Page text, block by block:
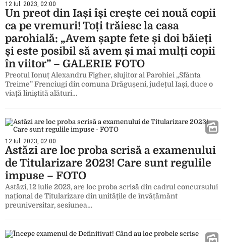
12 Iul. 2023, 02:00
Un preot din Iași își crește cei nouă copii
ca pe vremuri! Toți trăiesc la casa
parohială: „Avem șapte fete și doi băieți
și este posibil să avem și mai mulți copii
în viitor” – GALERIE FOTO
Preotul Ionuț Alexandru Figher, slujitor al Parohiei „Sfânta
Treime” Frenciugi din comuna Drăgușeni, județul Iași, duce o
viață liniștită alături…
12 Iul. 2023, 02:00
Astăzi are loc proba scrisă a examenului
de Titularizare 2023! Care sunt regulile
impuse – FOTO
Astăzi, 12 iulie 2023, are loc proba scrisă din cadrul concursului
național de Titularizare din unitățile de învățământ
preuniversitar, sesiunea…